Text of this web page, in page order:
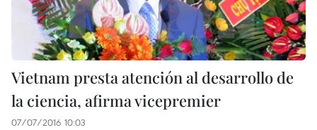
Vietnam presta atención al desarrollo de
la ciencia, afirma vicepremier
07/07/2016 10:03